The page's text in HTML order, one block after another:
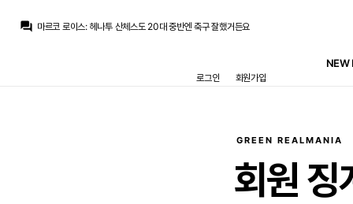
question_answer 마르코 로이스: 헤나투 산체스도 20대 중반엔 축구 잘했거든요
이미 시티쪽으로 많이 기울어진 상황이기도 하구요
NEW
로그인 회원가입
GREEN REALMANIA
회원 징